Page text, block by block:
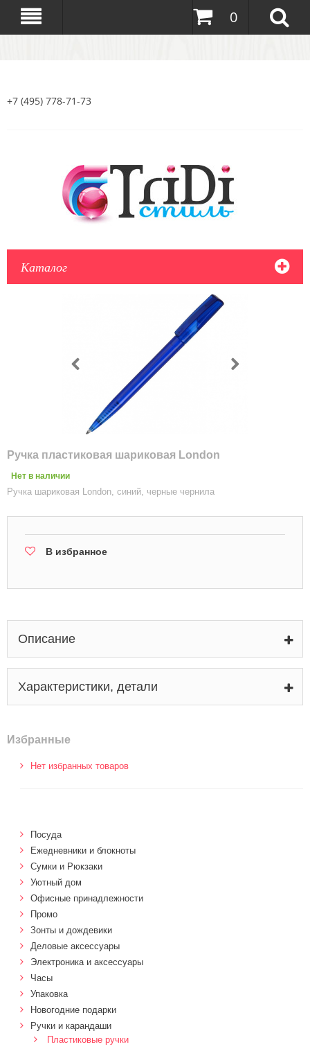
0
+7 (495) 778-71-73
Каталог
Ручка пластиковая шариковая London
Нет в наличии
Ручка шариковая London, синий, черные чернила
В избранное
Описание
Характеристики, детали
Избранные
Нет избранных товаров
Посуда
Ежедневники и блокноты
Сумки и Рюкзаки
Уютный дом
Офисные принадлежности
Промо
Зонты и дождевики
Деловые аксессуары
Электроника и аксессуары
Часы
Упаковка
Новогодние подарки
Ручки и карандаши
Пластиковые ручки